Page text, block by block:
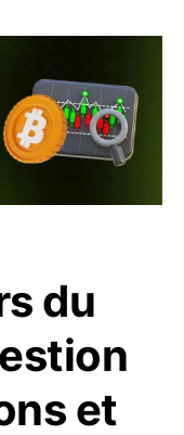
du
et